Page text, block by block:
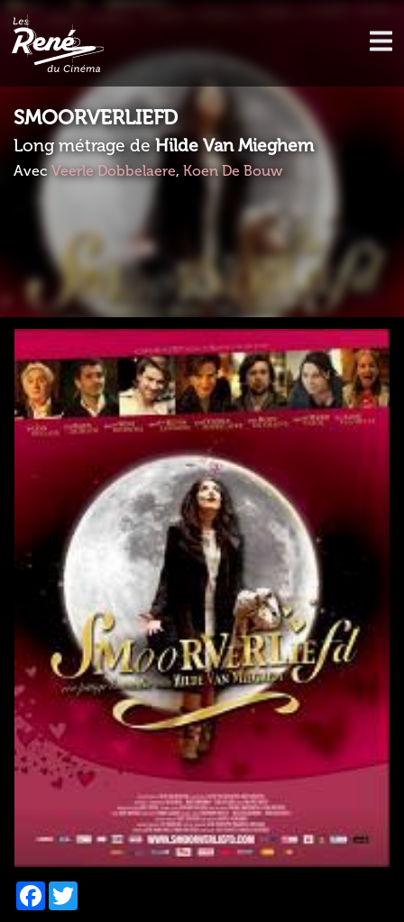
SMOORVERLIEFD
Long métrage de Hilde Van Mieghem
Avec Veerle Dobbelaere, Koen De Bouw
Facebook
Twitter